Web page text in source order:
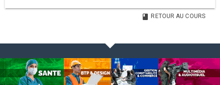
RETOUR AU COURS